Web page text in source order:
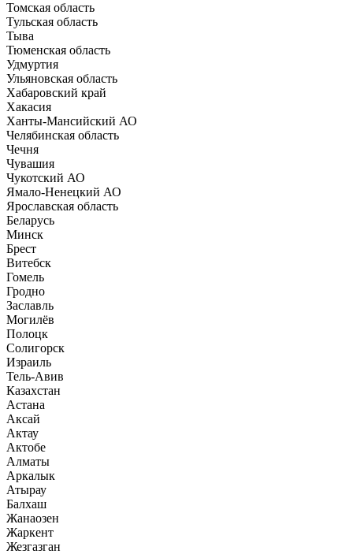
Томская область
Тульская область
Тыва
Тюменская область
Удмуртия
Ульяновская область
Хабаровский край
Хакасия
Ханты-Мансийский АО
Челябинская область
Чечня
Чувашия
Чукотский АО
Ямало-Ненецкий АО
Ярославская область
Беларусь
Минск
Брест
Витебск
Гомель
Гродно
Заславль
Могилёв
Полоцк
Солигорск
Израиль
Тель-Авив
Казахстан
Астана
Аксай
Актау
Актобе
Алматы
Аркалык
Атырау
Балхаш
Жанаозен
Жаркент
Жезгазган